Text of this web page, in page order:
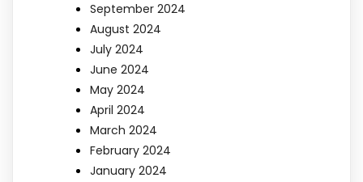
September 2024
August 2024
July 2024
June 2024
May 2024
April 2024
March 2024
February 2024
January 2024